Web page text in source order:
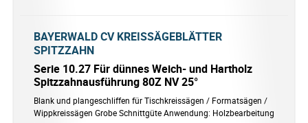
BAYERWALD CV KREISSÄGEBLÄTTER
SPITZZAHN
Serie 10.27 Für dünnes Weich- und Hartholz
Spitzzahnausführung 80Z NV 25°
Blank und plangeschliffen für Tischkreissägen / Formatsägen /
Wippkreissägen Grobe Schnittgüte Anwendung: Holzbearbeitung